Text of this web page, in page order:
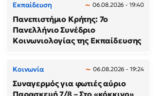
Εκπαίδευση 06.08.2026 - 19:40
Πανεπιστήμιο Κρήτης: 7ο
Πανελλήνιο Συνέδριο
Κοινωνιολογίας της Εκπαίδευσης
Κοινωνία 06.08.2026 - 19:24
Συναγερμός για φωτιές αύριο